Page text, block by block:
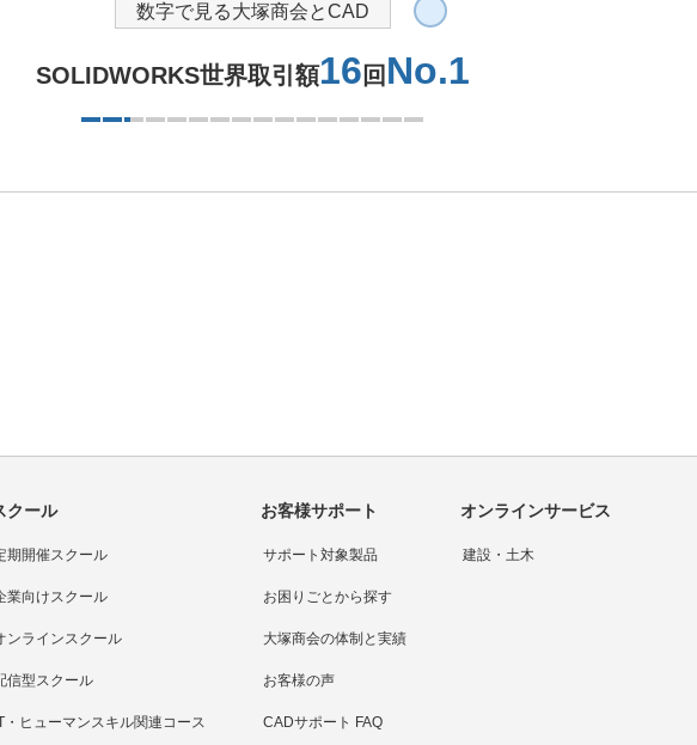
数字で見る大塚商会とCAD
SOLIDWORKS世界取引額16 回 No.1
クール
期開催スクール
業向けスクール
ンラインスクール
信型スクール
・ヒューマンスキル関連コース
お客様サポート
サポート対象製品
お困りごとから探す
大塚商会の体制と実績
お客様の声
CADサポート FAQ
オンラインサービス
建設・土木